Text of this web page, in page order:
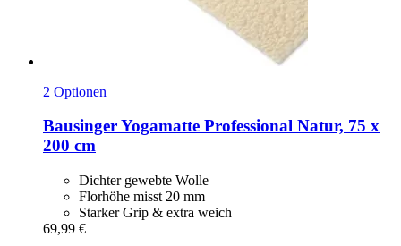
2 Optionen
BausingerYogamatte Professional Natur, 75 x
200 cm
Dichter gewebte Wolle
Florhöhe misst 20 mm
Starker Grip & extra weich
69,99 €